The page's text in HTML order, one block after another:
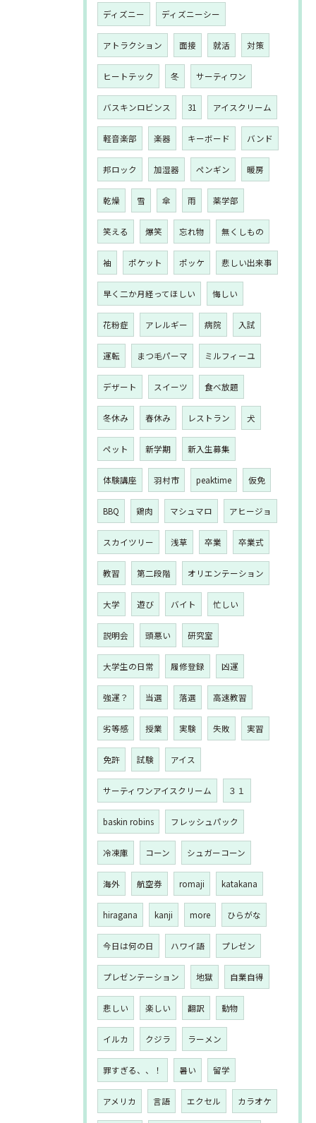
ディズニー ディズニーシー
アトラクション 面接 就活 対策
ヒートテック 冬 サーティワン
バスキンロビンス 31 アイスクリーム
軽音楽部 楽器 キーボード バンド
邦ロック 加湿器 ペンギン 暖房
乾燥 雪 傘 雨 薬学部
笑える 爆笑 忘れ物 無くしもの
袖 ポケット ポッケ 悲しい出来事
早く二か月経ってほしい 悔しい
花粉症 アレルギー 病院 入試
運転 まつ毛パーマ ミルフィーユ
デザート スイーツ 食べ放題
冬休み 春休み レストラン 犬
ペット 新学期 新入生募集
体験講座 羽村市 peaktime 仮免
BBQ 鶏肉 マシュマロ アヒージョ
スカイツリー 浅草 卒業 卒業式
教習 第二段階 オリエンテーション
大学 遊び バイト 忙しい
説明会 頭悪い 研究室
大学生の日常 履修登録 凶運
強運？ 当選 落選 高速教習
劣等感 授業 実験 失敗 実習
免許 試験 アイス
サーティワンアイスクリーム ３１
baskin robins フレッシュパック
冷凍庫 コーン シュガーコーン
海外 航空券 romaji katakana
hiragana kanji more ひらがな
今日は何の日 ハワイ語 プレゼン
プレゼンテーション 地獄 自業自得
悲しい 楽しい 翻訳 動物
イルカ クジラ ラーメン
罪すぎる、、！ 暑い 留学
アメリカ 言語 エクセル カラオケ